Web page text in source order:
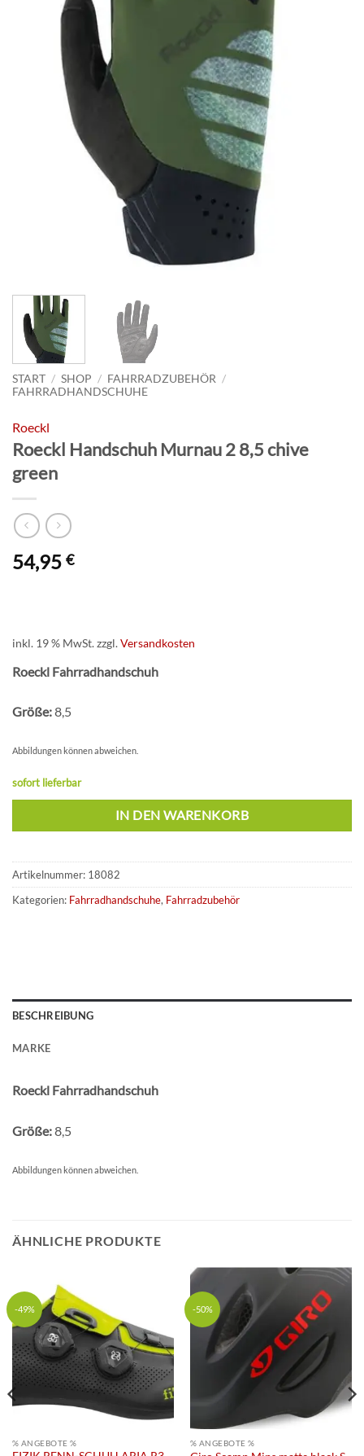
START / SHOP / FAHRRADZUBEHÖR /
FAHRRADHANDSCHUHE
Roeckl
Roeckl Handschuh Murnau 2 8,5 chive
green
54,95 €
inkl. 19 % MwSt.zzgl.Versandkosten
Roeckl Fahrradhandschuh
Größe:8,5
Abbildungen können abweichen.
sofort lieferbar
IN DEN WARENKORB
Artikelnummer: 18082
Kategorien: Fahrradhandschuhe, Fahrradzubehör
BESCHREIBUNG
MARKE
Roeckl Fahrradhandschuh
Größe:8,5
Abbildungen können abweichen.
ÄHNLICHE PRODUKTE
-49%
% ANGEBOTE %
-50%
% ANGEBOTE %